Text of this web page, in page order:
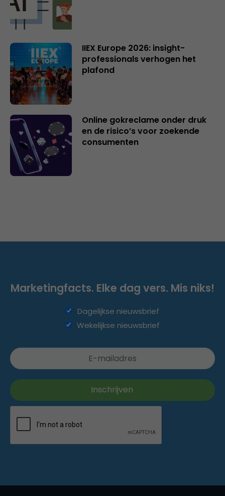
IIEX Europe 2026: insight-
professionals verhogen het
plafond
Online gokreclame onder druk
en de risico’s voor zoekende
consumenten
Marketingfacts. Elke dag vers. Mis niks!
Dagelijkse nieuwsbrief
Wekelijkse nieuwsbrief